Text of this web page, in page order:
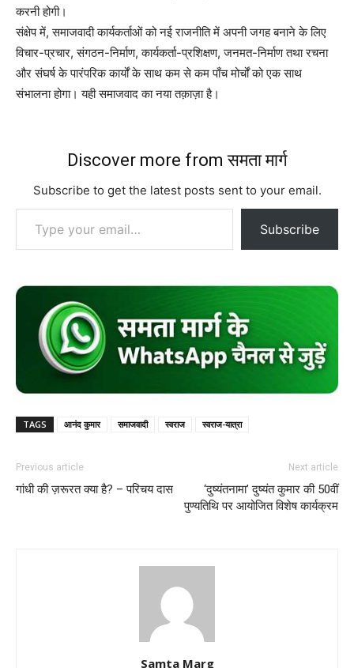
करनी होगी।
संक्षेप में, समाजवादी कार्यकर्ताओं को नई राजनीति में अपनी जगह बनाने के लिए
विचार-प्रचार, संगठन-निर्माण, कार्यकर्ता-प्रशिक्षण, जनमत-निर्माण तथा रचना
और संघर्ष के पारंपरिक कार्यों के साथ कम से कम पाँच मोर्चों को एक साथ
संभालना होगा। यही समाजवाद का नया तक़ाज़ा है।
Discover more from समता मार्ग
Subscribe to get the latest posts sent to your email.
Type your email…
Subscribe
TAGS आनंद कुमार समाजवादी स्वराज स्वराज-यात्रा
Previous article
गांधी की ज़रूरत क्या है? – परिचय दास
Next article
‘दुष्यंतनामा’ दुष्यंत कुमार की 50वीं
पुण्यतिथि पर आयोजित विशेष कार्यक्रम
Samta Marg